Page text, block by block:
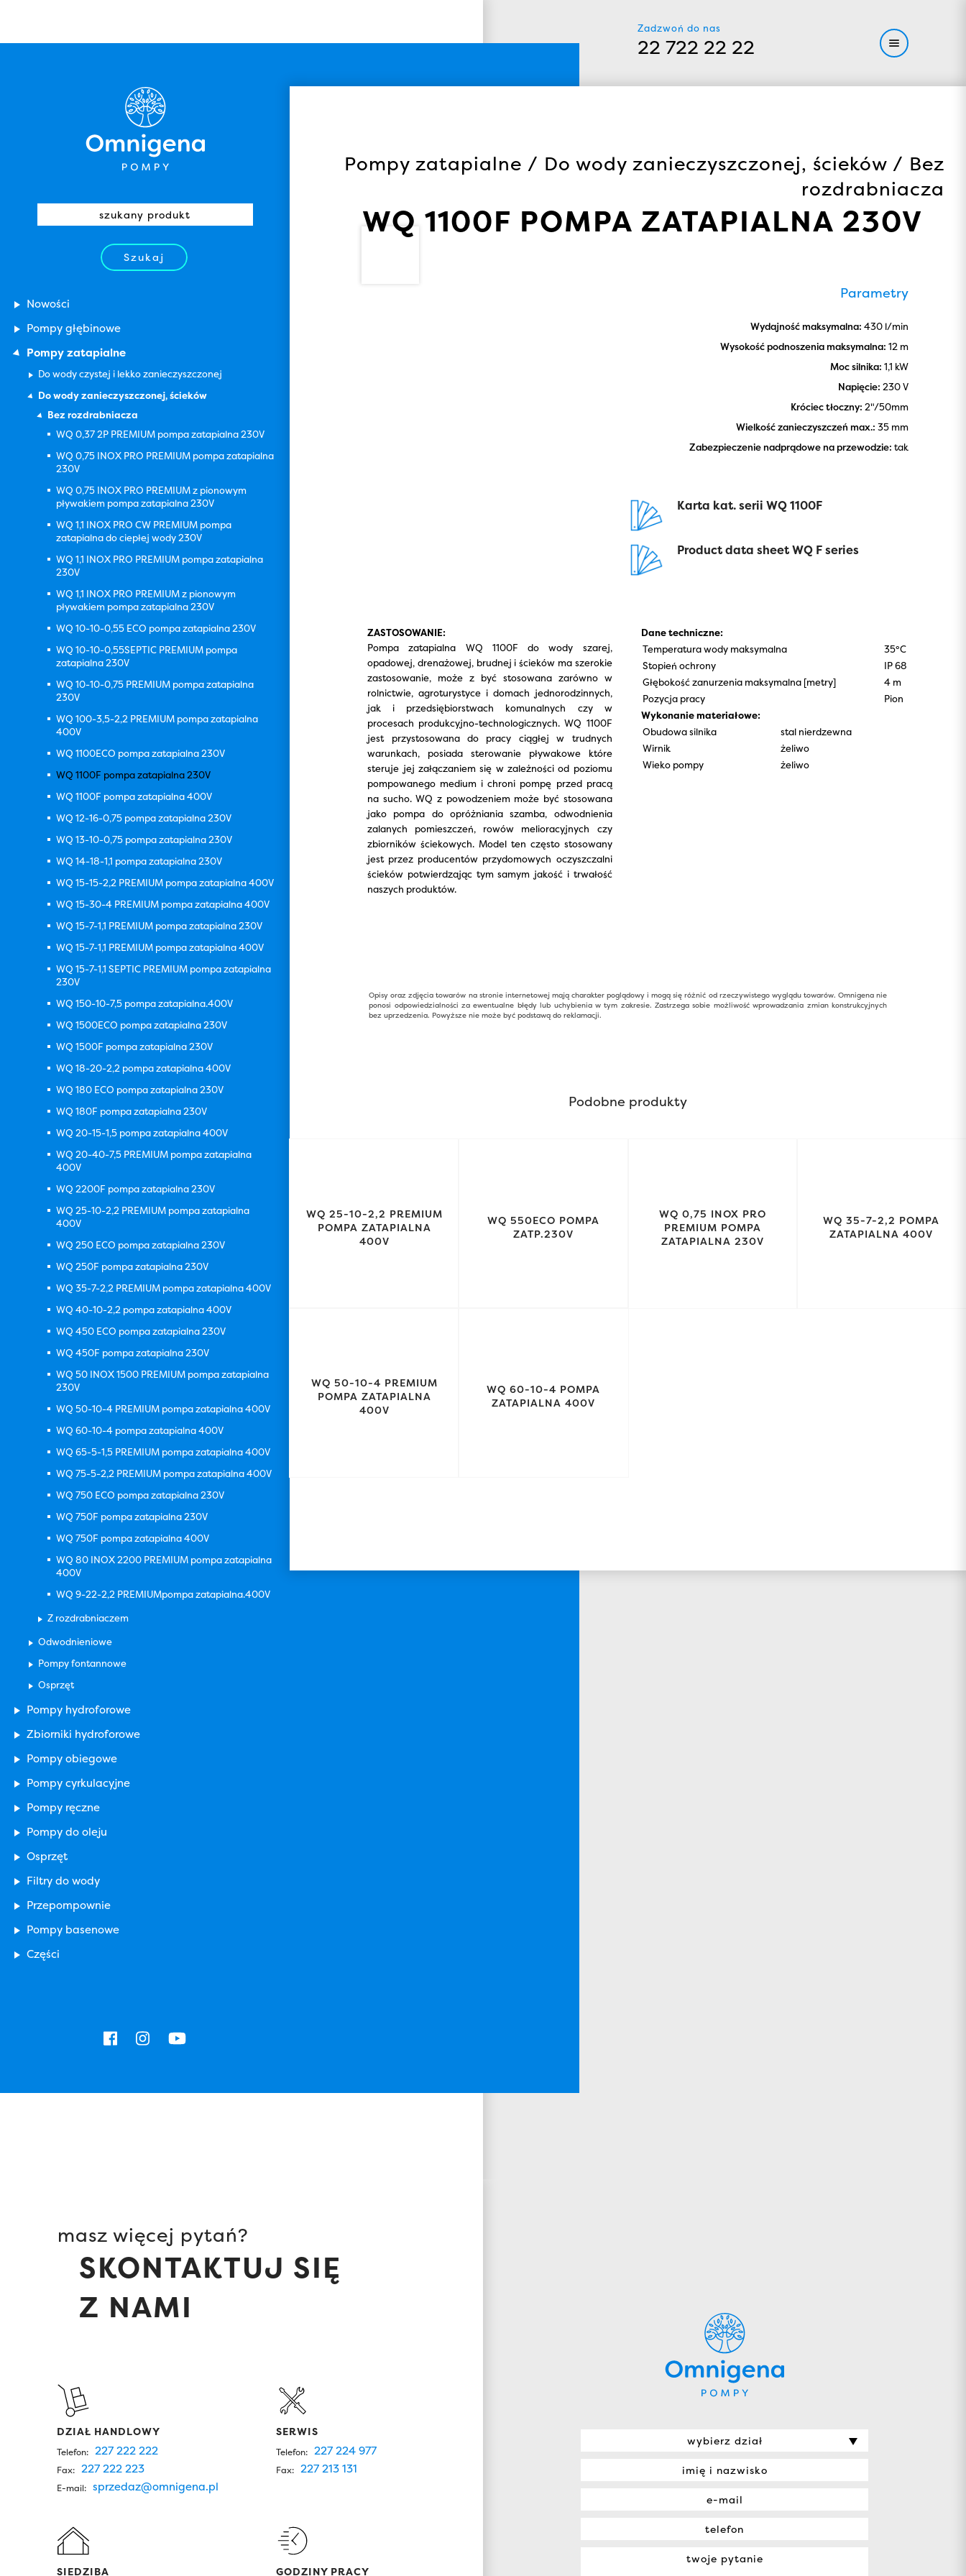
Zadzwoń do nas
22 722 22 22
Szukaj
Nowości
Pompy głębinowe
Pompy zatapialne
Do wody czystej i lekko zanieczyszczonej
Do wody zanieczyszczonej, ścieków
Bez rozdrabniacza
WQ 0,37 2P PREMIUM pompa zatapialna 230V
WQ 0,75 INOX PRO PREMIUM pompa zatapialna
230V
WQ 0,75 INOX PRO PREMIUM z pionowym
pływakiem pompa zatapialna 230V
WQ 1,1 INOX PRO CW PREMIUM pompa
zatapialna do ciepłej wody 230V
WQ 1,1 INOX PRO PREMIUM pompa zatapialna
230V
WQ 1,1 INOX PRO PREMIUM z pionowym
pływakiem pompa zatapialna 230V
WQ 10-10-0,55 ECO pompa zatapialna 230V
WQ 10-10-0,55SEPTIC PREMIUM pompa
zatapialna 230V
WQ 10-10-0,75 PREMIUM pompa zatapialna
230V
WQ 100-3,5-2,2 PREMIUM pompa zatapialna
400V
WQ 1100ECO pompa zatapialna 230V
WQ 1100F pompa zatapialna 230V
WQ 1100F pompa zatapialna 400V
WQ 12-16-0,75 pompa zatapialna 230V
WQ 13-10-0,75 pompa zatapialna 230V
WQ 14-18-1,1 pompa zatapialna 230V
WQ 15-15-2,2 PREMIUM pompa zatapialna 400V
WQ 15-30-4 PREMIUM pompa zatapialna 400V
WQ 15-7-1,1 PREMIUM pompa zatapialna 230V
WQ 15-7-1,1 PREMIUM pompa zatapialna 400V
WQ 15-7-1,1 SEPTIC PREMIUM pompa zatapialna
230V
WQ 150-10-7,5 pompa zatapialna.400V
WQ 1500ECO pompa zatapialna 230V
WQ 1500F pompa zatapialna 230V
WQ 18-20-2,2 pompa zatapialna 400V
WQ 180 ECO pompa zatapialna 230V
WQ 180F pompa zatapialna 230V
WQ 20-15-1,5 pompa zatapialna 400V
WQ 20-40-7,5 PREMIUM pompa zatapialna
400V
WQ 2200F pompa zatapialna 230V
WQ 25-10-2,2 PREMIUM pompa zatapialna
400V
WQ 250 ECO pompa zatapialna 230V
WQ 250F pompa zatapialna 230V
WQ 35-7-2,2 PREMIUM pompa zatapialna 400V
WQ 40-10-2,2 pompa zatapialna 400V
WQ 450 ECO pompa zatapialna 230V
WQ 450F pompa zatapialna 230V
WQ 50 INOX 1500 PREMIUM pompa zatapialna
230V
WQ 50-10-4 PREMIUM pompa zatapialna 400V
WQ 60-10-4 pompa zatapialna 400V
WQ 65-5-1,5 PREMIUM pompa zatapialna 400V
WQ 75-5-2,2 PREMIUM pompa zatapialna 400V
WQ 750 ECO pompa zatapialna 230V
WQ 750F pompa zatapialna 230V
WQ 750F pompa zatapialna 400V
WQ 80 INOX 2200 PREMIUM pompa zatapialna
400V
WQ 9-22-2,2 PREMIUMpompa zatapialna.400V
Z rozdrabniaczem
Odwodnieniowe
Pompy fontannowe
Osprzęt
Pompy hydroforowe
Zbiorniki hydroforowe
Pompy obiegowe
Pompy cyrkulacyjne
Pompy ręczne
Pompy do oleju
Osprzęt
Filtry do wody
Przepompownie
Pompy basenowe
Części
Pompy zatapialne / Do wody zanieczyszczonej, ścieków / Bez
rozdrabniacza
WQ 1100F POMPA ZATAPIALNA 230V
Parametry
Wydajność maksymalna: 430 l/min
Wysokość podnoszenia maksymalna: 12 m
Moc silnika: 1,1 kW
Napięcie: 230 V
Króciec tłoczny: 2"/50mm
Wielkość zanieczyszczeń max.: 35 mm
Zabezpieczenie nadprądowe na przewodzie: tak
Karta kat. serii WQ 1100F
Product data sheet WQ F series
ZASTOSOWANIE:
Pompa zatapialna WQ 1100F do wody szarej,
opadowej, drenażowej, brudnej i ścieków ma szerokie
zastosowanie, może z być stosowana zarówno w
rolnictwie, agroturystyce i domach jednorodzinnych,
jak i przedsiębiorstwach komunalnych czy w
procesach produkcyjno-technologicznych. WQ 1100F
jest przystosowana do pracy ciągłej w trudnych
warunkach, posiada sterowanie pływakowe które
steruje jej załączaniem się w zależności od poziomu
pompowanego medium i chroni pompę przed pracą
na sucho. WQ z powodzeniem może być stosowana
jako pompa do opróżniania szamba, odwodnienia
zalanych pomieszczeń, rowów melioracyjnych czy
zbiorników ściekowych. Model ten często stosowany
jest przez producentów przydomowych oczyszczalni
ścieków potwierdzając tym samym jakość i trwałość
naszych produktów.
Dane techniczne:
Temperatura wody maksymalna
35°C
Stopień ochrony
IP 68
Głębokość zanurzenia maksymalna [metry]
4 m
Pozycja pracy
Pion
Wykonanie materiałowe:
Obudowa silnika
stal nierdzewna
Wirnik
żeliwo
Wieko pompy
żeliwo
Opisy oraz zdjęcia towarów na stronie internetowej mają charakter poglądowy i mogą się różnić od rzeczywistego wyglądu towarów. Omnigena nie
ponosi odpowiedzialności za ewentualne błędy lub uchybienia w tym zakresie. Zastrzega sobie możliwość wprowadzania zmian konstrukcyjnych
bez uprzedzenia. Powyższe nie może być podstawą do reklamacji.
Podobne produkty
WQ 25-10-2,2 PREMIUM
POMPA ZATAPIALNA
400V
WQ 550ECO POMPA
ZATP.230V
WQ 0,75 INOX PRO
PREMIUM POMPA
ZATAPIALNA 230V
WQ 35-7-2,2 POMPA
ZATAPIALNA 400V
WQ 50-10-4 PREMIUM
POMPA ZATAPIALNA
400V
WQ 60-10-4 POMPA
ZATAPIALNA 400V
masz więcej pytań?
SKONTAKTUJ SIĘ
Z NAMI
DZIAŁ HANDLOWY
Telefon: 227 222 222
Fax: 227 222 223
E-mail: sprzedaz@omnigena.pl
SERWIS
Telefon: 227 224 977
Fax: 227 213 131
SIEDZIBA GODZINY PRACY
wybierz dział